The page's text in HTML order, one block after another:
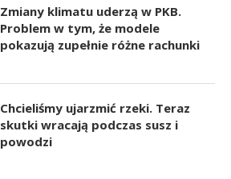
Zmiany klimatu uderzą w PKB.
Problem w tym, że modele
pokazują zupełnie różne rachunki
Chcieliśmy ujarzmić rzeki. Teraz
skutki wracają podczas susz i
powodzi